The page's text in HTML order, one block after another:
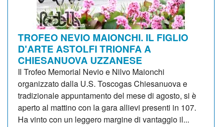
TROFEO NEVIO MAIONCHI. IL FIGLIO
D'ARTE ASTOLFI TRIONFA A
CHIESANUOVA UZZANESE
Il Trofeo Memorial Nevio e Nilvo Maionchi
organizzato dalla U.S. Toscogas Chiesanuova e
tradizionale appuntamento del mese di agosto, si è
aperto al mattino con la gara allievi presenti in 107.
Ha vinto con un leggero margine di vantaggio il...